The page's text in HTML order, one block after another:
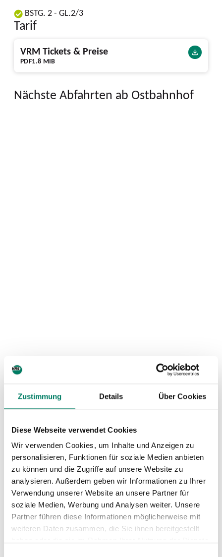
Zustimmung Details Über Cookies
Diese Webseite verwendet Cookies
Wir verwenden Cookies, um Inhalte und Anzeigen zu
personalisieren, Funktionen für soziale Medien anbieten
zu können und die Zugriffe auf unsere Website zu
analysieren. Außerdem geben wir Informationen zu Ihrer
Verwendung unserer Website an unsere Partner für
soziale Medien, Werbung und Analysen weiter. Unsere
Partner führen diese Informationen möglicherweise mit
weiteren Daten zusammen, die Sie ihnen bereitgestellt
BSTG. 2 - GL.2/3
Tarif
PDF1.8 MIB
VRM Tickets & Preise
Nächste Abfahrten ab Ostbahnhof
Aushang-Fahrpläne
319 Richtung Ochtendung (2026)
350
Richtung Mayen (2026)
Richtung Koblenz (2026)
357 Richtung Münstermaifeld (2026)
360
Richtung Münstermaifeld (2026)
Richtung Mayen (2026)